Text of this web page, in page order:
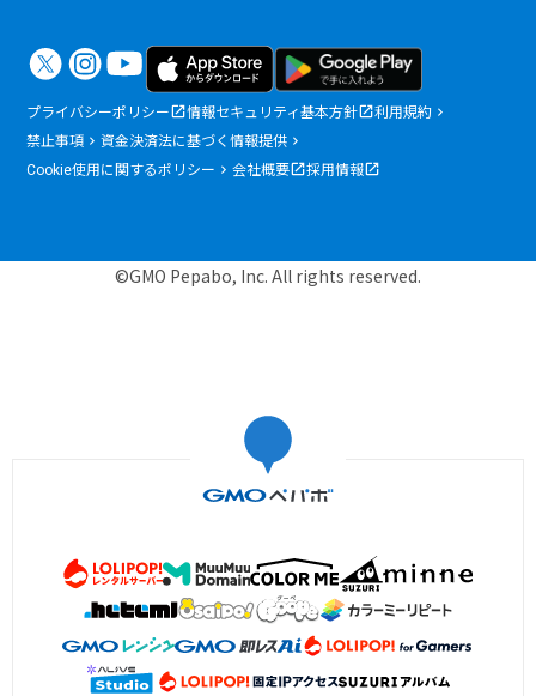
プライバシーポリシー 情報セキュリティ基本方針
利用規約
禁止事項
資金決済法に基づく情報提供
Cookie使用に関するポリシー
会社概要 採用情報
©GMO Pepabo, Inc. All rights reserved.